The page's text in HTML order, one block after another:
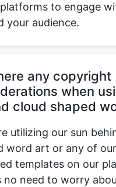
to engage
your audience.
any copyright
when
cloud shaped
utilizing our sun
word art or any of
templates on our
no need to worry